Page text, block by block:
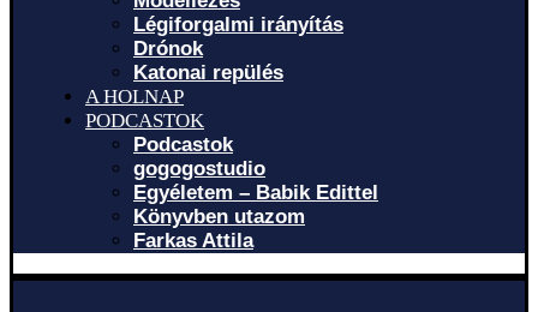
Légiforgalmi irányítás
Drónok
Katonai repülés
A HOLNAP
PODCASTOK
Podcastok
gogogostudio
Egyéletem – Babik Edittel
Könyvben utazom
Farkas Attila